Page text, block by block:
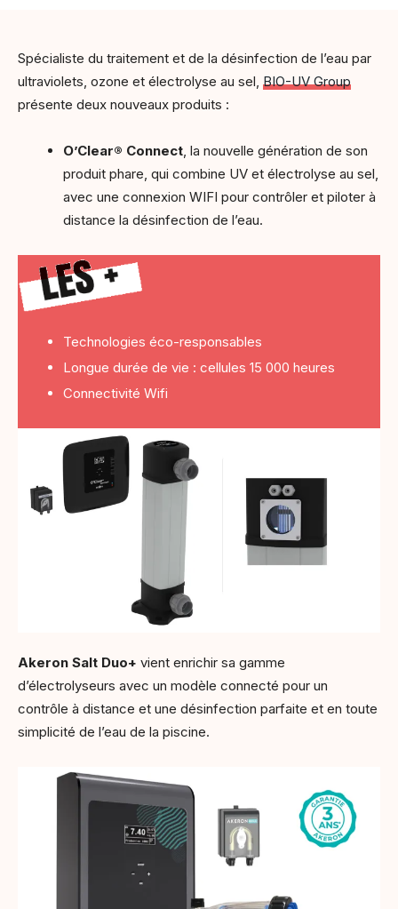
Spécialiste du traitement et de la désinfection de l’eau par
ultraviolets, ozone et électrolyse au sel, BIO-UV Group
présente deux nouveaux produits :
O’Clear® Connect, la nouvelle génération de son
produit phare, qui combine UV et électrolyse au sel,
avec une connexion WIFI pour contrôler et piloter à
distance la désinfection de l’eau.
Technologies éco-responsables
Longue durée de vie : cellules 15 000 heures
Connectivité Wifi
Akeron Salt Duo+ vient enrichir sa gamme
d’électrolyseurs avec un modèle connecté pour un
contrôle à distance et une désinfection parfaite et en toute
simplicité de l’eau de la piscine.